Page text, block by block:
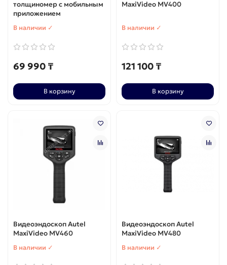
толщиномер с мобильным
приложением
В наличии ✓
69 990 ₸
В корзину
MaxiVideo MV400
В наличии ✓
121 100 ₸
В корзину
Видеоэндоскоп Autel
MaxiVideo MV460
В наличии ✓
Видеоэндоскоп Autel
MaxiVideo MV480
В наличии ✓